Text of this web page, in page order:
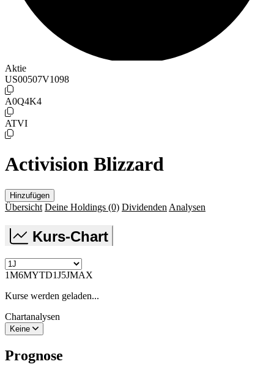
Aktie
US00507V1098
A0Q4K4
ATVI
Activision Blizzard
Hinzufügen
Übersicht Deine Holdings (0) Dividenden Analysen
Kurs-Chart
1M6MYTD1J5JMAX
Kurse werden geladen...
Chartanalysen
Keine
Prognose